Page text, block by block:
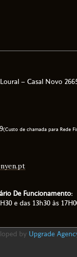
– Casal Novo
(Custo de chamada para Rede
De Funcionamento:
e das 13h30 às
by Upgrade